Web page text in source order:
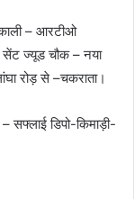
– आरटीओ
सेंट ज्यूड चौक – नया
रोड़ से –चकराता।
सफ्लाई डिपो-किमाड़ी-